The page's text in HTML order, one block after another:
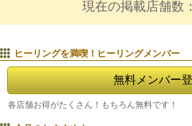
現在の掲載店舗数：
ヒーリングを満喫！ヒーリングメンバー
無料メンバー
各店舗お得がたくさん！もちろん無料です！